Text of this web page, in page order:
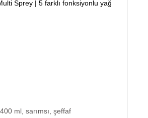
400 ml, sarımsı, şeffaf